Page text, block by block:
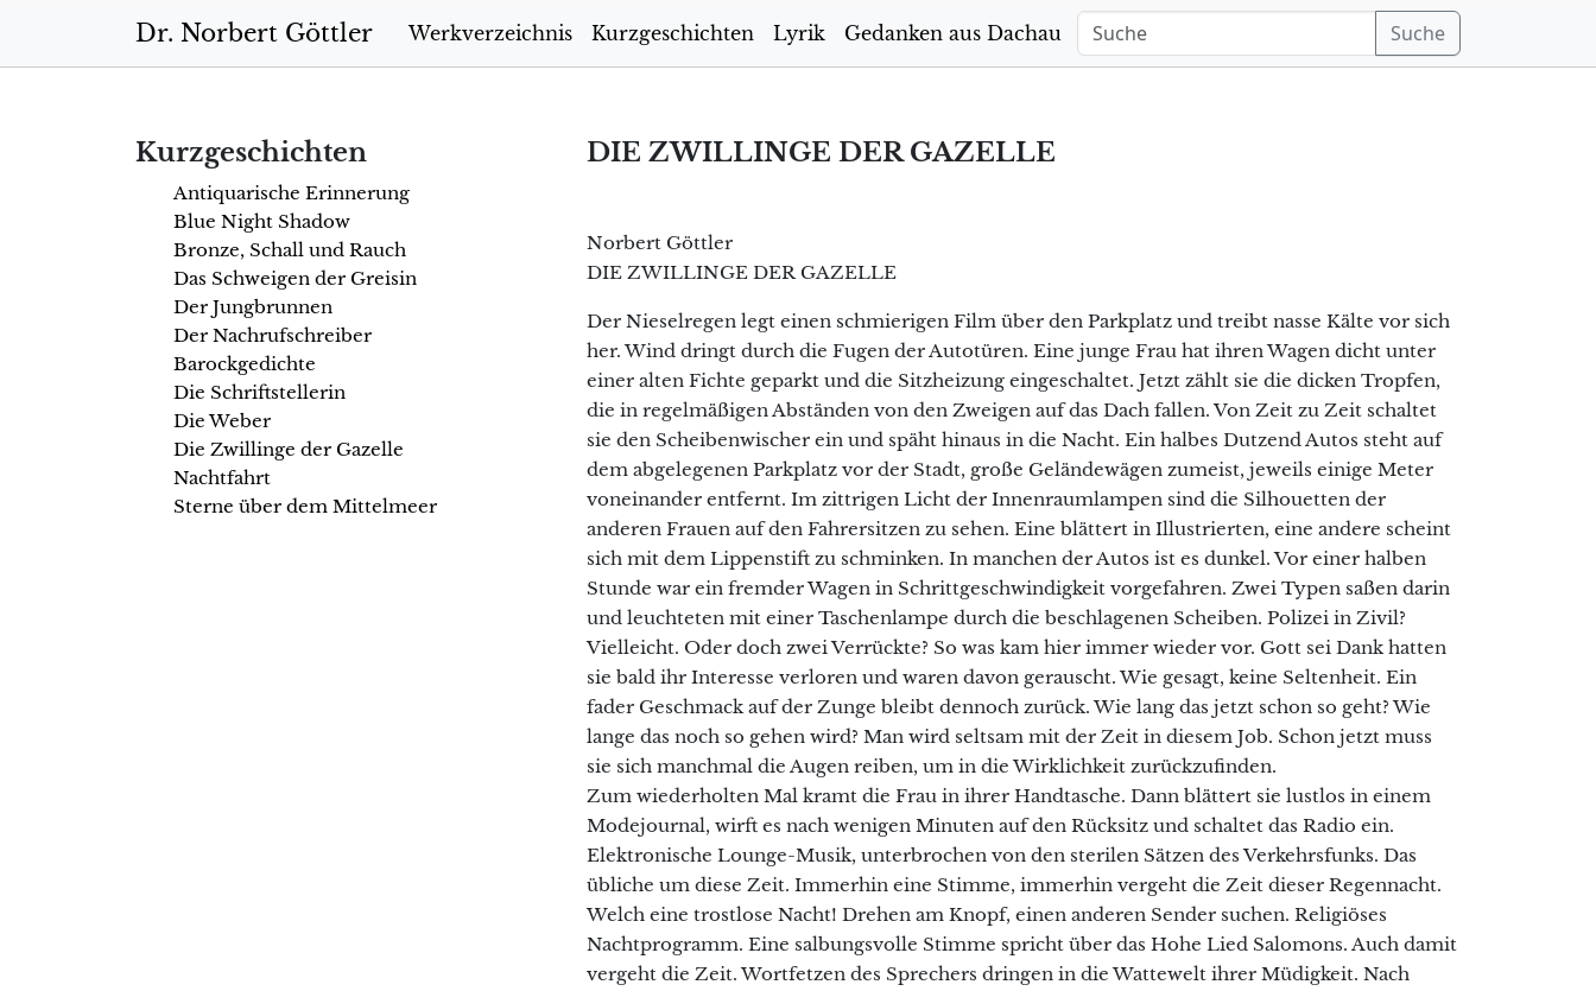
Zum Hauptinhalt springenDr. Norbert Göttler Werkverzeichnis Kurzgeschichten Lyrik Gedanken aus Dachau Suche
DIE ZWILLINGE DER GAZELLE
Norbert Göttler
DIE ZWILLINGE DER GAZELLE
Der Nieselregen legt einen schmierigen Film über den Parkplatz und treibt nasse Kälte vor sich
her. Wind dringt durch die Fugen der Autotüren. Eine junge Frau hat ihren Wagen dicht unter
einer alten Fichte geparkt und die Sitzheizung eingeschaltet. Jetzt zählt sie die dicken Tropfen,
die in regelmäßigen Abständen von den Zweigen auf das Dach fallen. Von Zeit zu Zeit schaltet
sie den Scheibenwischer ein und späht hinaus in die Nacht. Ein halbes Dutzend Autos steht auf
dem abgelegenen Parkplatz vor der Stadt, große Geländewägen zumeist, jeweils einige Meter
voneinander entfernt. Im zittrigen Licht der Innenraumlampen sind die Silhouetten der
anderen Frauen auf den Fahrersitzen zu sehen. Eine blättert in Illustrierten, eine andere scheint
sich mit dem Lippenstift zu schminken. In manchen der Autos ist es dunkel. Vor einer halben
Stunde war ein fremder Wagen in Schrittgeschwindigkeit vorgefahren. Zwei Typen saßen darin
und leuchteten mit einer Taschenlampe durch die beschlagenen Scheiben. Polizei in Zivil?
Vielleicht. Oder doch zwei Verrückte? So was kam hier immer wieder vor. Gott sei Dank hatten
sie bald ihr Interesse verloren und waren davon gerauscht. Wie gesagt, keine Seltenheit. Ein
fader Geschmack auf der Zunge bleibt dennoch zurück. Wie lang das jetzt schon so geht? Wie
lange das noch so gehen wird? Man wird seltsam mit der Zeit in diesem Job. Schon jetzt muss
sie sich manchmal die Augen reiben, um in die Wirklichkeit zurückzufinden.
Zum wiederholten Mal kramt die Frau in ihrer Handtasche. Dann blättert sie lustlos in einem
Modejournal, wirft es nach wenigen Minuten auf den Rücksitz und schaltet das Radio ein.
Elektronische Lounge-Musik, unterbrochen von den sterilen Sätzen des Verkehrsfunks. Das
übliche um diese Zeit. Immerhin eine Stimme, immerhin vergeht die Zeit dieser Regennacht.
Welch eine trostlose Nacht! Drehen am Knopf, einen anderen Sender suchen. Religiöses
Nachtprogramm. Eine salbungsvolle Stimme spricht über das Hohe Lied Salomons. Auch damit
vergeht die Zeit. Wortfetzen des Sprechers dringen in die Wattewelt ihrer Müdigkeit. Nach
Kurzgeschichten
Antiquarische Erinnerung
Blue Night Shadow
Bronze, Schall und Rauch
Das Schweigen der Greisin
Der Jungbrunnen
Der Nachrufschreiber
Barockgedichte
Die Schriftstellerin
Die Weber
Die Zwillinge der Gazelle
Nachtfahrt
Sterne über dem Mittelmeer